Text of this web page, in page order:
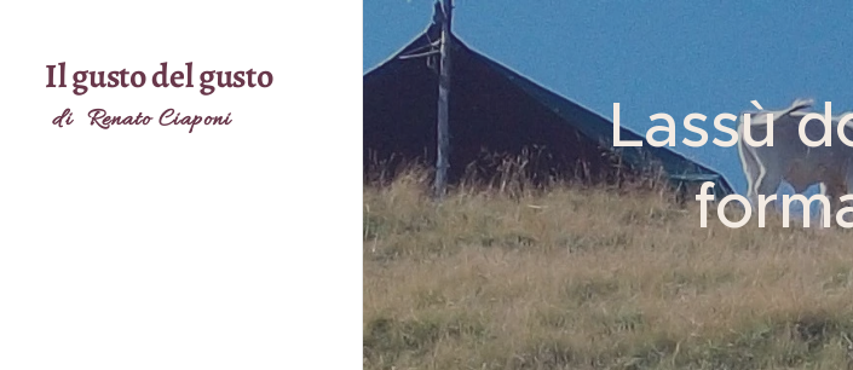
Il gusto del gusto
di Renato Ciaponi
Lassù